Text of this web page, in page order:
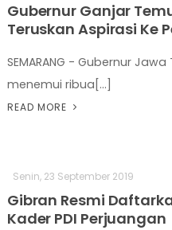
Gubernur Ganjar
Teruskan Aspirasi Ke
SEMARANG - Gubernur
menemui ribua[...]
READ MORE
Senin, 23 September 2019
Gibran Resmi
Kader PDI Perjuangan